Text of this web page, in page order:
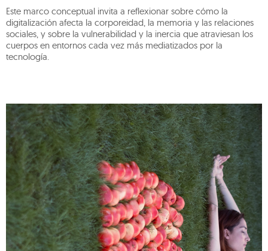
Este marco conceptual invita a reflexionar sobre cómo la
digitalización afecta la corporeidad, la memoria y las relaciones
sociales, y sobre la vulnerabilidad y la inercia que atraviesan los
cuerpos en entornos cada vez más mediatizados por la
tecnología.